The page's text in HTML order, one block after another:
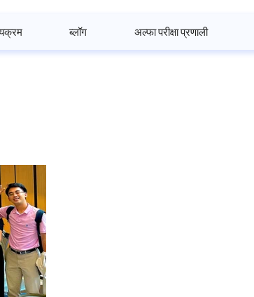
ब्लॉग अल्फा परीक्षा प्रणाली